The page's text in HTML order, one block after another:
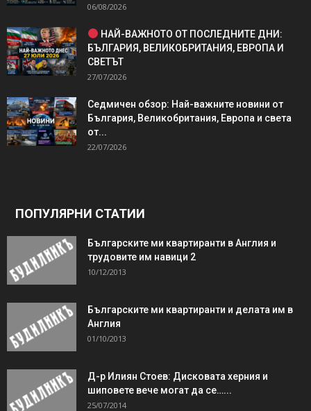
06/08/2026
НАЙ-ВАЖНОТО ОТ ПОСЛЕДНИТЕ ДНИ:
БЪЛГАРИЯ, ВЕЛИКОБРИТАНИЯ, ЕВРОПА И
СВЕТЪТ
27/07/2026
Седмичен обзор: Най-важните новини от
България, Великобритания, Европа и света
от...
22/07/2026
ПОПУЛЯРНИ СТАТИИ
Българските ми квартиранти в Англия и
трудовите им навици 2
10/12/2013
Българските ми квартиранти и делата им в
Англия
01/10/2013
Д-р Илиян Стоев: Дисковата херния и
шиповете вече могат да се…...
25/07/2014